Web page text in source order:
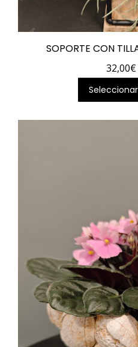
SOPORTE CON
32,00€